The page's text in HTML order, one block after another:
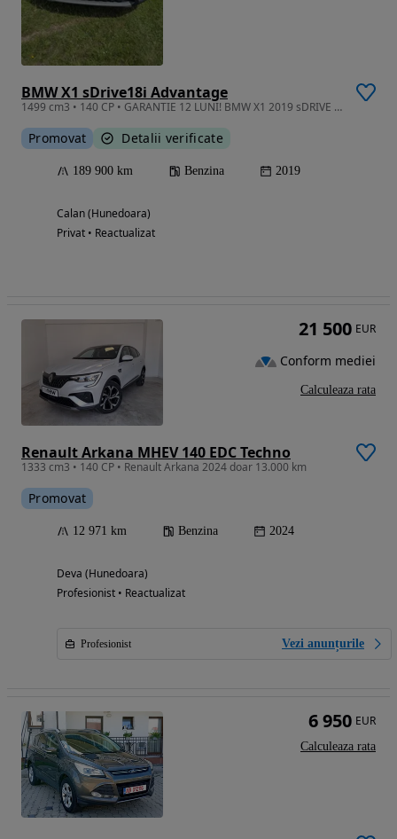
BMW X1 sDrive18i Advantage
1499 cm3 • 140 CP • GARANTIE 12 LUNI! BMW X1 2019 sDRIVE 18I Advantage 1.5L 140HP
Promovat Detalii verificate
189 900 km Benzina 2019
Calan (Hunedoara)
Privat • Reactualizat
Renault Arkana MHEV 140 EDC Techno
1333 cm3 • 140 CP • Renault Arkana 2024 doar 13.000 km
Promovat
12 971 km Benzina 2024
Deva (Hunedoara)
Profesionist • Reactualizat
Profesionist Vezi anunțurile
21 500 EUR
Conform mediei
Calculeaza rata
6 950 EUR
Calculeaza rata